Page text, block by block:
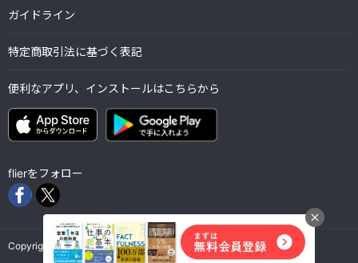
ガイドライン
特定商取引法に基づく表記
便利なアプリ、インストールはこちらから
flierをフォロー
Copyright © Flier Inc. all rights reserved.